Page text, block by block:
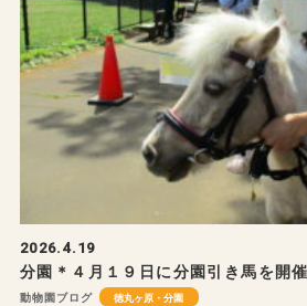
2026.4.19
分園＊４月１９日に分園引き馬を開
動物園ブログ 徳丸ヶ原・分園